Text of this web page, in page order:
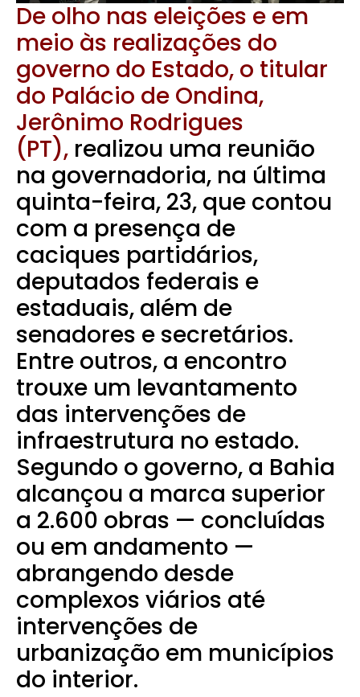
De olho nas eleições e em
meio às realizações do
governo do Estado, o titular
do Palácio de Ondina,
Jerônimo Rodrigues
(PT), realizou uma reunião
na governadoria, na última
quinta-feira, 23, que contou
com a presença de
caciques partidários,
deputados federais e
estaduais, além de
senadores e secretários.
Entre outros, a encontro
trouxe um levantamento
das intervenções de
infraestrutura no estado.
Segundo o governo, a Bahia
alcançou a marca superior
a 2.600 obras — concluídas
ou em andamento —
abrangendo desde
complexos viários até
intervenções de
urbanização em municípios
do interior.